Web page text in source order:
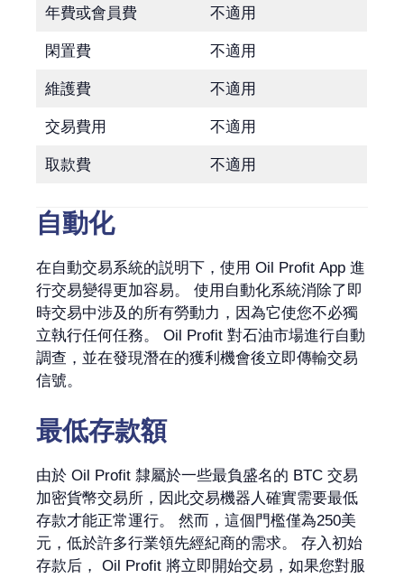
年費或會員費 不適用
閑置費 不適用
維護費 不適用
交易費用 不適用
取款費 不適用
自動化
在自動交易系統的説明下，使用 Oil Profit App 進
行交易變得更加容易。 使用自動化系統消除了即
時交易中涉及的所有勞動力，因為它使您不必獨
立執行任何任務。 Oil Profit 對石油市場進行自動
調查，並在發現潛在的獲利機會後立即傳輸交易
信號。
最低存款額
由於 Oil Profit 隸屬於一些最負盛名的 BTC 交易
加密貨幣交易所，因此交易機器人確實需要最低
存款才能正常運行。 然而，這個門檻僅為250美
元，低於許多行業領先經紀商的需求。 存入初始
存款后， Oil Profit 將立即開始交易，如果您對服